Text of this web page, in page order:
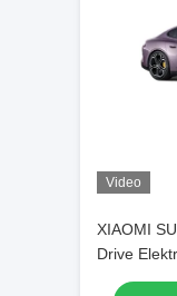
Video
XIAOMI
Drive
PS